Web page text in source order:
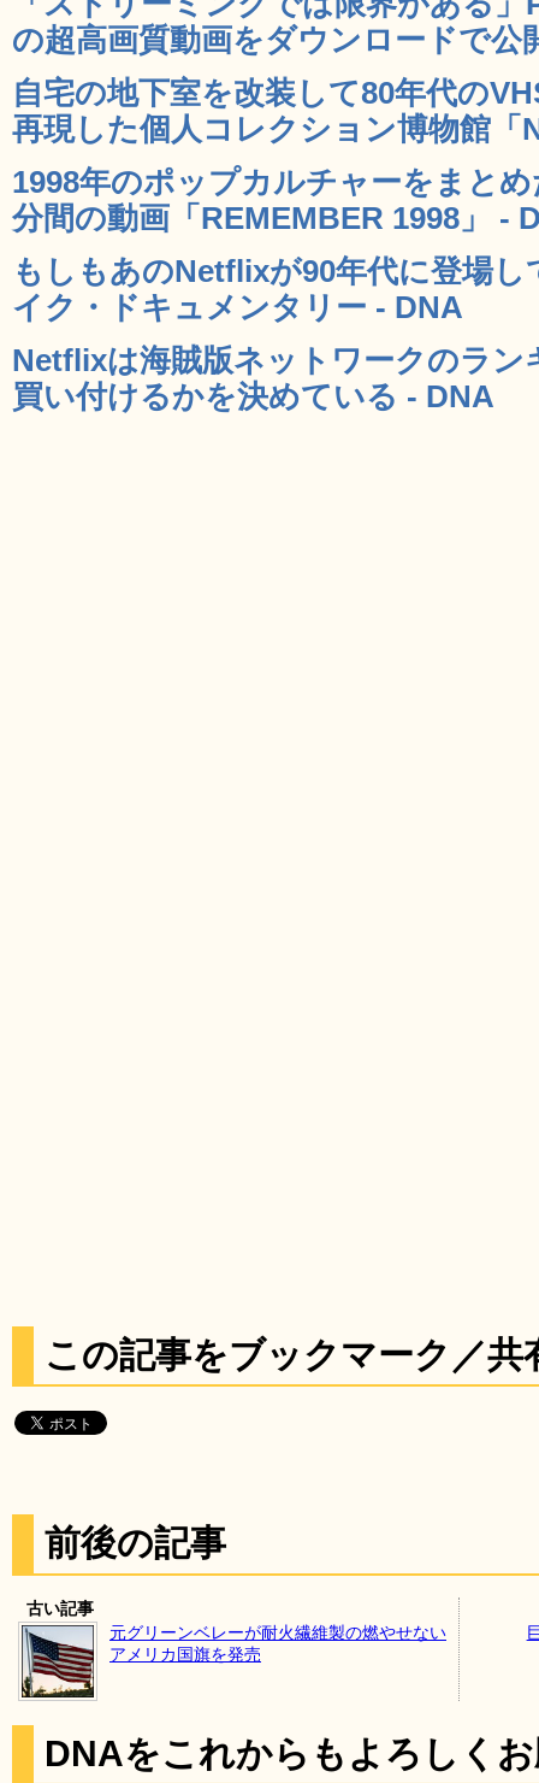
の超高画質動画をダウンロードで公
自宅の地下室を改装して80年代の
再現した個人コレクション博物館
1998年のポップカルチャーをまと
分間の動画「REMEMBER 1998」 -
もしもあのNetflixが90年代に登場
イク・ドキュメンタリー - DNA
Netflixは海賊版ネットワークのラン
買い付けるかを決めている - DNA
この記事をブックマーク／共
前後の記事
古い記事
元グリーンベレーが耐火繊維製の燃やせない
アメリカ国旗を発売
DNAをこれからもよろしく